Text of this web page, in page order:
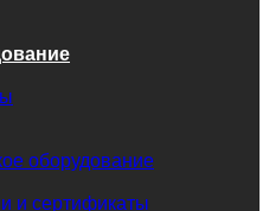
оборудование
и сертификаты